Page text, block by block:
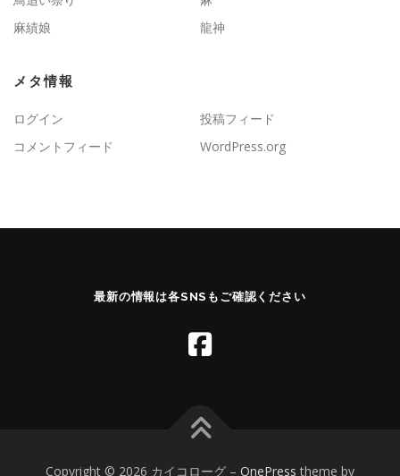
麻績娘
龍神
メタ情報
ログイン
投稿フィード
コメントフィード
WordPress.org
最新の情報は各SNSもご確認ください
Copyright © 2026 カイコローグ – OnePress theme by